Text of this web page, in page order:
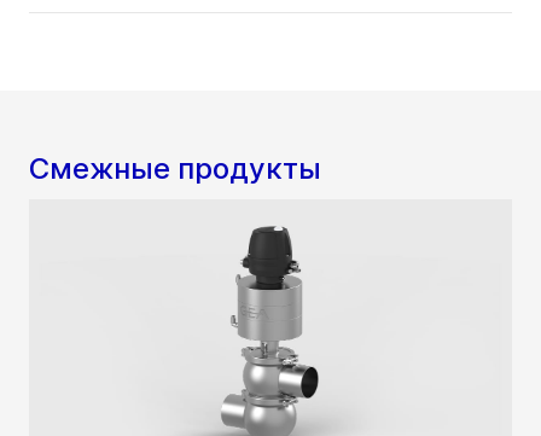
Смежные продукты